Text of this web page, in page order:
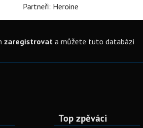
Partneři: Heroine
zaregistrovata můžete tuto databázi
Top zpěváci